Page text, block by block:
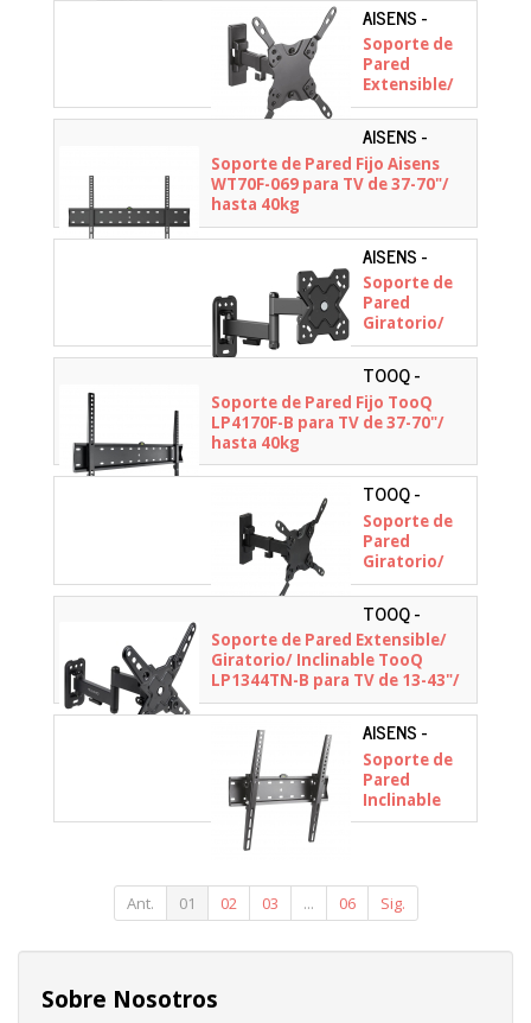
AISENS -
WT42TSLE-
009
Soporte de
Pared
Extensible/
Giratorio/
Inclinable/
Nivelable
Aisens
WT42TSLE-
de 13-42"/
hasta 20kg
AISENS -
WT70F-069
Soporte de Pared Fijo Aisens
WT70F-069 para TV de 37-70"/
hasta 40kg
AISENS -
WT32TSR-
381
Soporte de
Pared
Giratorio/
Inclinable/
Nivelable
Aisens
WT32TSR-
381 para
TV de 13-32"/
hasta 20kg
TOOQ -
LP4170F-B
Soporte de Pared Fijo TooQ
LP4170F-B para TV de 37-70"/
hasta 40kg
TOOQ -
LP2042TNL-
B
Soporte de
Pared
Giratorio/
Inclinable/
Nivelable
TooQ
LP2042TNL-B
para TV de
13-42"/ hasta
20kg
TOOQ -
LP1344TN-B
Soporte de Pared Extensible/
Giratorio/ Inclinable TooQ
LP1344TN-B para TV de 13-43"/
hasta 20kg
AISENS -
WT55T-015
Soporte de
Pared
Inclinable
Aisens
40kg
Ant. 01 02 03 ... 06 Sig.
Sobre Nosotros